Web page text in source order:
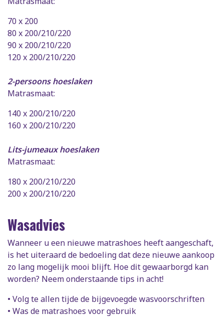
70 x 200
80 x 200/210/220
90 x 200/210/220
120 x 200/210/220
2-persoons hoeslaken
Matrasmaat:
140 x 200/210/220
160 x 200/210/220
Lits-jumeaux hoeslaken
Matrasmaat:
180 x 200/210/220
200 x 200/210/220
Wasadvies
Wanneer u een nieuwe matrashoes heeft aangeschaft,
is het uiteraard de bedoeling dat deze nieuwe aankoop
zo lang mogelijk mooi blijft. Hoe dit gewaarborgd kan
worden? Neem onderstaande tips in acht!
• Volg te allen tijde de bijgevoegde wasvoorschriften
• Was de matrashoes voor gebruik